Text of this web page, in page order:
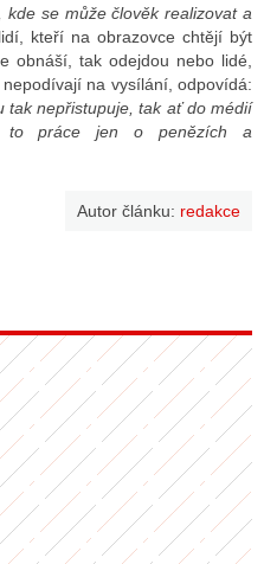
kde se může člověk realizovat a
kteří na obrazovce chtějí být
obnáší, tak odejdou nebo lidé,
na vysílání, odpovídá:
tak nepřistupuje, tak ať do médií
to práce jen o penězích a
Autor článku: redakce